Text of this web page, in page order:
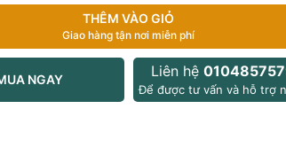
THÊM VÀO GIỎ
Giao hàng tận nơi miễn phí
NGAY Liên hệ
Để được tư vấn và hỗ trợ